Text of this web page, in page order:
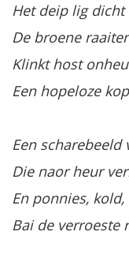
Het deip lig
De broene
Klinkt host
Een hopeloze
Een scharebeeld
Die naor heur
En ponnies,
Bai de verroeste